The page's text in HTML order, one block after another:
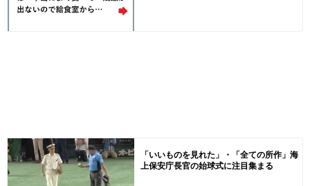
「いいものを見れた」・「全ての所作」海
上保安庁長官の始球式に注目集まる